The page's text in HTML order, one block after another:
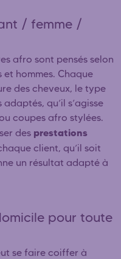
/ femme /
afro sont pensés selon
et hommes. Chaque
des cheveux, le type
qu’il s’agisse
coupes afro stylées.
des prestations
client, qu’il soit
un résultat adapté à
pour toute
se faire coiffer à